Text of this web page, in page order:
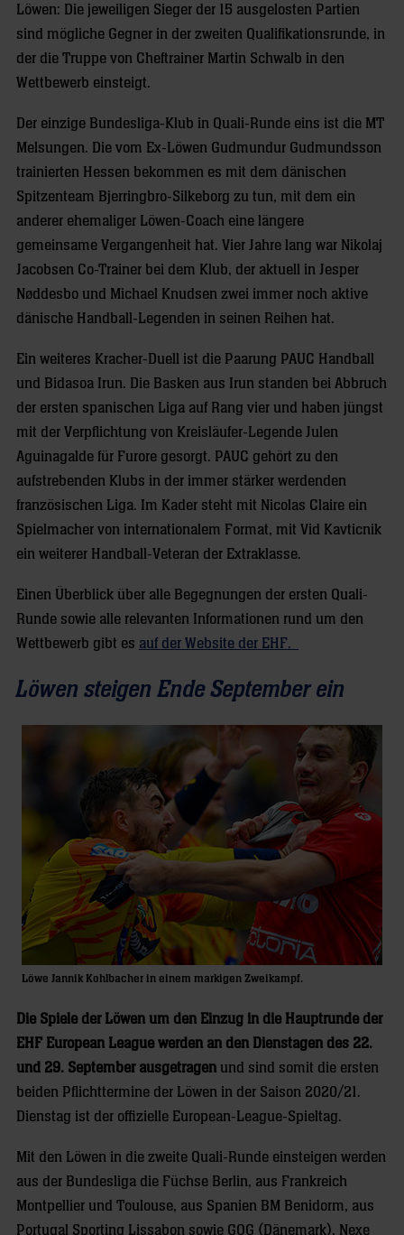
Löwen: Die jeweiligen Sieger der 15 ausgelosten Partien
sind mögliche Gegner in der zweiten Qualifikationsrunde, in
der die Truppe von Cheftrainer Martin Schwalb in den
Wettbewerb einsteigt.
Der einzige Bundesliga-Klub in Quali-Runde eins ist die MT
Melsungen. Die vom Ex-Löwen Gudmundur Gudmundsson
trainierten Hessen bekommen es mit dem dänischen
Spitzenteam Bjerringbro-Silkeborg zu tun, mit dem ein
anderer ehemaliger Löwen-Coach eine längere
gemeinsame Vergangenheit hat. Vier Jahre lang war Nikolaj
Jacobsen Co-Trainer bei dem Klub, der aktuell in Jesper
Nøddesbo und Michael Knudsen zwei immer noch aktive
dänische Handball-Legenden in seinen Reihen hat.
Ein weiteres Kracher-Duell ist die Paarung PAUC Handball
und Bidasoa Irun. Die Basken aus Irun standen bei Abbruch
der ersten spanischen Liga auf Rang vier und haben jüngst
mit der Verpflichtung von Kreisläufer-Legende Julen
Aguinagalde für Furore gesorgt. PAUC gehört zu den
aufstrebenden Klubs in der immer stärker werdenden
französischen Liga. Im Kader steht mit Nicolas Claire ein
Spielmacher von internationalem Format, mit Vid Kavticnik
ein weiterer Handball-Veteran der Extraklasse.
Einen Überblick über alle Begegnungen der ersten Quali-
Runde sowie alle relevanten Informationen rund um den
Wettbewerb gibt es auf der Website der EHF.
Löwen steigen Ende September ein
Löwe Jannik Kohlbacher in einem markigen Zweikampf.
Die Spiele der Löwen um den Einzug in die Hauptrunde der
EHF European League werden an den Dienstagen des 22.
und 29. September ausgetragen und sind somit die ersten
beiden Pflichttermine der Löwen in der Saison 2020/21.
Dienstag ist der offizielle European-League-Spieltag.
Mit den Löwen in die zweite Quali-Runde einsteigen werden
aus der Bundesliga die Füchse Berlin, aus Frankreich
Montpellier und Toulouse, aus Spanien BM Benidorm, aus
Portugal Sporting Lissabon sowie GOG (Dänemark), Nexe